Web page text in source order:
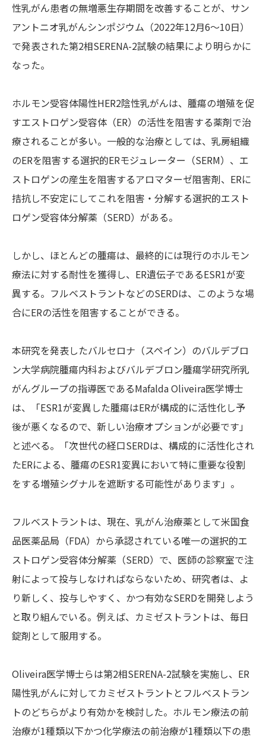
性乳がん患者の無増悪生存期間を改善することが、サン
アントニオ乳がんシンポジウム（2022年12月6～10日）
で発表された第2相SERENA-2試験の結果により明らかに
なった。
ホルモン受容体陽性HER2陰性乳がんは、腫瘍の増殖を促
すエストロゲン受容体（ER）の活性を阻害する薬剤で治
療されることが多い。一般的な治療としては、乳房組織
のERを阻害する選択的ERモジュレーター（SERM）、エ
ストロゲンの産生を阻害するアロマターゼ阻害剤、ERに
拮抗し不安定にしてこれを阻害・分解する選択的エスト
ロゲン受容体分解薬（SERD）がある。
しかし、ほとんどの腫瘍は、最終的には現行のホルモン
療法に対する耐性を獲得し、ER遺伝子であるESR1が変
異する。フルベストラントなどのSERDは、このような場
合にERの活性を阻害することができる。
本研究を発表したバルセロナ（スペイン）のバルデブロ
ン大学病院腫瘍内科およびバルデブロン腫瘍学研究所乳
がんグループの指導医であるMafalda Oliveira医学博士
は、「ESR1が変異した腫瘍はERが構成的に活性化し予
後が悪くなるので、新しい治療オプションが必要です」
と述べる。「次世代の経口SERDは、構成的に活性化され
たERによる、腫瘍のESR1変異において特に重要な役割
をする増殖シグナルを遮断する可能性があります」。
フルベストラントは、現在、乳がん治療薬として米国食
品医薬品局（FDA）から承認されている唯一の選択的エ
ストロゲン受容体分解薬（SERD）で、医師の診察室で注
射によって投与しなければならないため、研究者は、よ
り新しく、投与しやすく、かつ有効なSERDを開発しよう
と取り組んでいる。例えば、カミゼストラントは、毎日
錠剤として服用する。
Oliveira医学博士らは第2相SERENA-2試験を実施し、ER
陽性乳がんに対してカミゼストラントとフルベストラン
トのどちらがより有効かを検討した。ホルモン療法の前
治療が1種類以下かつ化学療法の前治療が1種類以下の患